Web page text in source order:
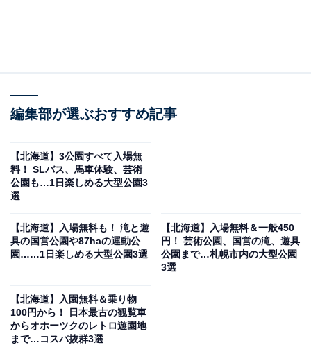
無料です。
うれしいのが、コーヒーの注文ができること。ページを
繰る音だけが聞こえる静かな館内でコーヒーと読書をゆ
っくり満喫できます。館内には「六花ファイル」と名付
クスに1人の作家のイラスト・写真・オブジェなどが収
められたプチギャラリーとしても楽しめます。開館日が
月・火曜日のみと限られているため、訪問前に公式サイ
料金
編集部が選ぶおすすめ記事
【北海道】3公園すべて入場無
料！ ​​​​​​​SLバス、馬車体験、芸術
公園も…1日楽しめる大型公園3
選
【北海道】入場無料も！ 滝と遊
具の国営公園や87haの運動公
園……1日楽しめる大型公園3選
【北海道】入場無料＆一般450
円！ 芸術公園、国営の滝、遊具
公園まで…札幌市内の大型公園
3選
【北海道】入園無料＆乗り物
100円から！ 日本最古の観覧車
からオホーツクのレトロ遊園地
まで…コスパ抜群3選